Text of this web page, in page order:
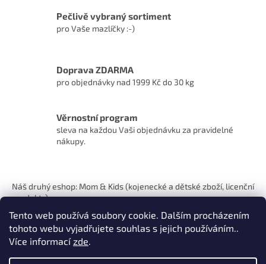
Tento web používá soubory cookie. Dalším procházením
tohoto webu vyjadřujete souhlas s jejich používáním..
Více informacízde.
Pečlivě vybraný sortiment
pro Vaše mazlíčky :-)
Doprava ZDARMA
pro objednávky nad 1999 Kč do 30 kg
Věrnostní program
sleva na každou Vaši objednávku za pravidelné
nákupy.
p
Náš druhý eshop: Mom & Kids (kojenecké a dětské zboží, licenční
produkty)